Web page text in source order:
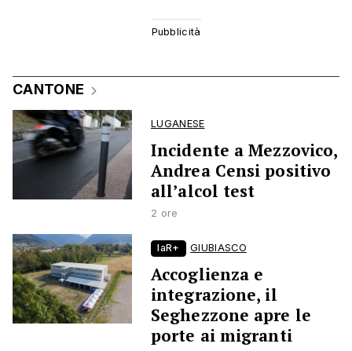
CANTONE
LUGANESE
Incidente a Mezzovico,
Andrea Censi positivo
all’alcol test
2 ore
laR+ GIUBIASCO
Accoglienza e
integrazione, il
Seghezzone apre le
porte ai migranti